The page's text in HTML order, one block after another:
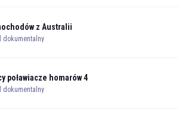
z Australii
dokumentalny
poławiacze homarów 4
dokumentalny